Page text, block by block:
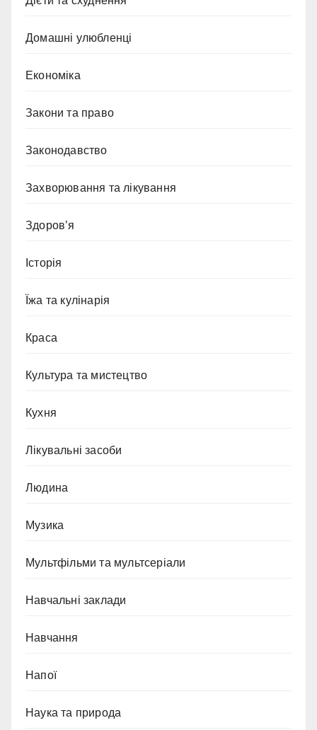
Домашні улюбленці
Економіка
Закони та право
Законодавство
Захворювання та лікування
Здоров’я
Історія
Їжа та кулінарія
Краса
Культура та мистецтво
Кухня
Лікувальні засоби
Людина
Музика
Мультфільми та мультсеріали
Навчальні заклади
Навчання
Напої
Наука та природа